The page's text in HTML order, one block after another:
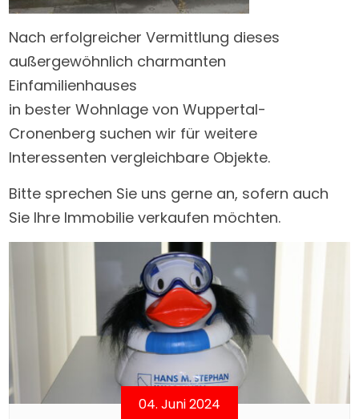
Nach erfolgreicher Vermittlung dieses
außergewöhnlich charmanten
Einfamilienhauses
in bester Wohnlage von Wuppertal-
Cronenberg suchen wir für weitere
Interessenten vergleichbare Objekte.
Bitte sprechen Sie uns gerne an, sofern auch
Sie Ihre Immobilie verkaufen möchten.
04. Juni 2024